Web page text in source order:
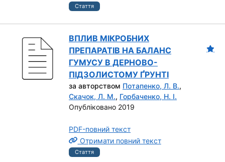
Стаття
ВПЛИВ МІКРОБНИХ
ПРЕПАРАТІВ НА БАЛАНС
ГУМУСУ В ДЕРНОВО-
ПІДЗОЛИСТОМУ ҐРУНТІ
за авторством Потапенко, Л. В.,
Скачок, Л. М., Горбаченко, Н. І.
Опубліковано 2019
PDF-повний текст
Отримати повний текст
Стаття